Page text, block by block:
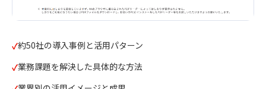
約50社の導入事例と活用パターン
業務課題を解決した具体的な方法